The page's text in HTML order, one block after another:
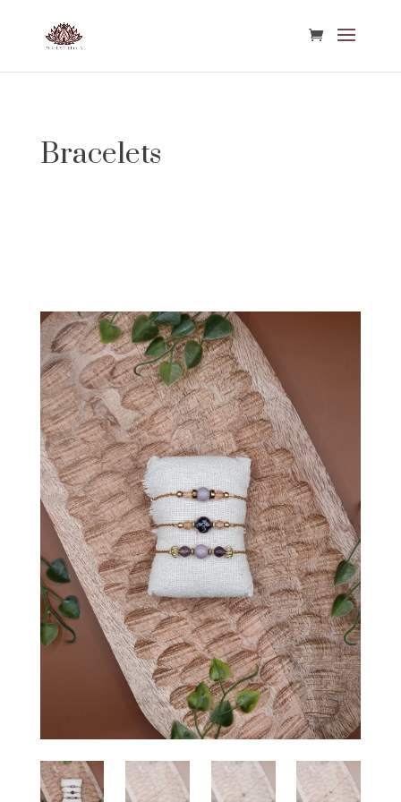
Bracelets